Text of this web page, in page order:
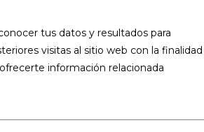
tus datos y resultados para
visitas al sitio web con la finalidad
información relacionada